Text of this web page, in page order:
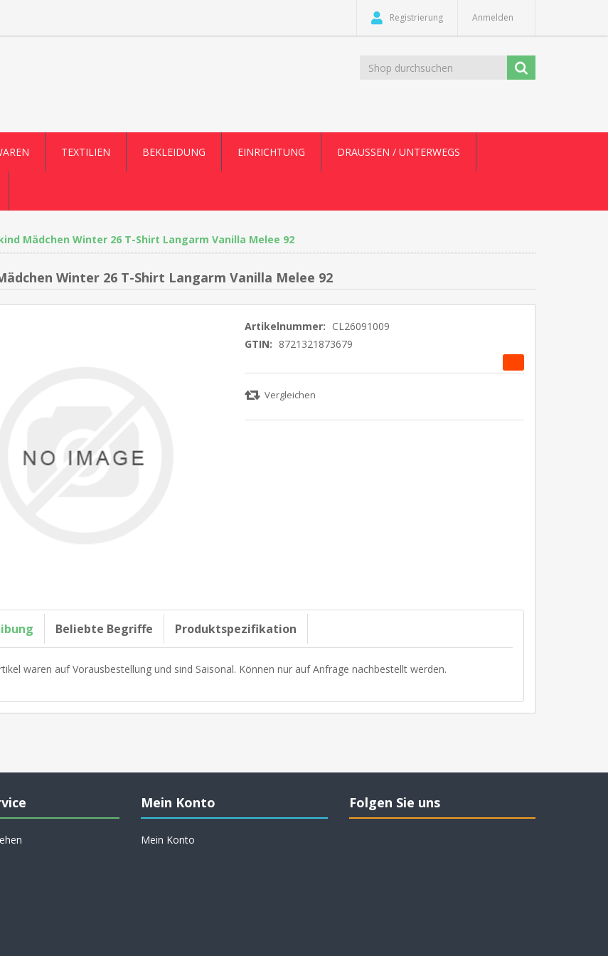
Registrierung Anmelden
TEXTILIEN BEKLEIDUNG EINRICHTUNG DRAUSSEN / UNTERWEGS
Mädchen Winter 26 T-Shirt Langarm Vanilla Melee 92
Winter 26 T-Shirt Langarm Vanilla Melee 92
Artikelnummer: CL26091009
GTIN: 8721321873679
Beliebte Begriffe Produktspezifikation
waren auf Vorausbestellung und sind Saisonal. Können nur auf Anfrage nachbestellt werden.
Mein Konto
Mein Konto
Folgen Sie uns